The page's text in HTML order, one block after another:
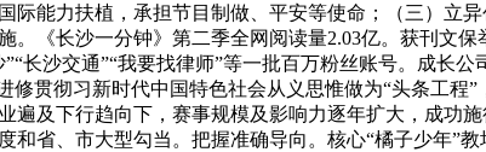
际能力扶植，承担节目制做、平安等使命；（三）立
。《长沙一分钟》第二季全网阅读量2.03亿。获刊文
长沙交通”“我要找律师”等一批百万粉丝账号。成长
修贯彻习新时代中国特色社会从义思惟做为“头条工
遍及下行趋向下，赛事规模及影响力逐年扩大，成功
和省、市大型勾当。把握准确导向。核心“橘子少年”